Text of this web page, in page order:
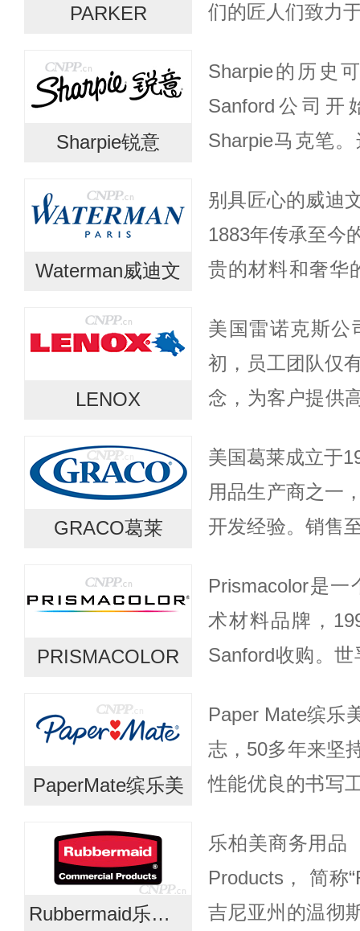
PARKER
们的匠人们致力
化，并忠实于我
中，...
Sharpie锐意
Sharpie的历史
Sanford公司
Sharpie马克笔
和日常书写的首
Waterman威迪文
别具匠心的威迪
1883年传承至今
贵的材料和奢华
起，Waterman
LENOX
美国雷诺克斯公
初，员工团队仅
念，为客户提供
70多个国家和地
GRACO葛莱
美国葛莱成立于
用品生产商之一
开发经验。销售
创新融合于产品
方...
PRISMACOLOR
Prismacolor是
术材料品牌，
Sanford收购。
Parker...
PaperMate缤乐美
Paper Mate缤乐
志，50多年来坚
性能优良的书写
生产和市场营销
Rubbermaid乐柏美
乐柏美商务用品
Products， 简称
吉尼亚州的温彻